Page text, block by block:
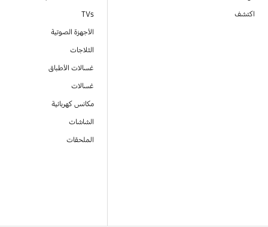
اكتشف
TVs
الأجهزة الصوتية
الثلاجات
غسالات الأطباق
غسالات
مكانس كهربائية
الشاشات
الملحقات